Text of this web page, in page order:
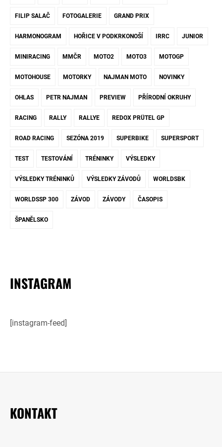
FILIP SALAČ FOTOGALERIE GRAND PRIX
HARMONOGRAM HOŘICE V PODKRKONOŠÍ IRRC JUNIOR
MINIRACING MMČR MOTO2 MOTO3 MOTOGP
MOTOHOUSE MOTORKY NAJMAN MOTO NOVINKY
OHLAS PETR NAJMAN PREVIEW PŘÍRODNÍ OKRUHY
RACING RALLY RALLYE REDOX PRÜTEL GP
ROAD RACING SEZÓNA 2019 SUPERBIKE SUPERSPORT
TEST TESTOVÁNÍ TRÉNINKY VÝSLEDKY
VÝSLEDKY TRÉNINKŮ VÝSLEDKY ZÁVODŮ WORLDSBK
WORLDSSP 300 ZÁVOD ZÁVODY ČASOPIS
ŠPANĚLSKO
INSTAGRAM
[instagram-feed]
KONTAKT